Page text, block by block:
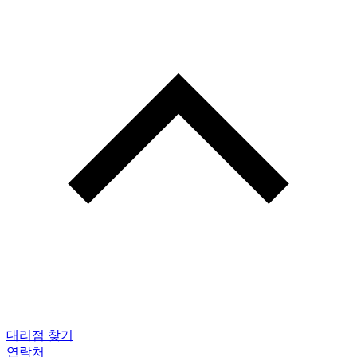
대리점 찾기
연락처